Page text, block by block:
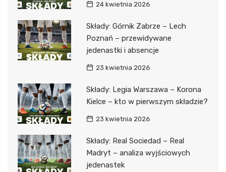
24 kwietnia 2026
Składy: Górnik Zabrze – Lech
Poznań – przewidywane
jedenastki i absencje
23 kwietnia 2026
Składy: Legia Warszawa – Korona
Kielce – kto w pierwszym składzie?
23 kwietnia 2026
Składy: Real Sociedad – Real
Madryt – analiza wyjściowych
jedenastek